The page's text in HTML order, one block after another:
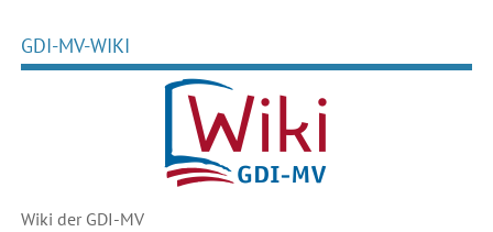
GDI-MV-WIKI
Wiki der GDI-MV